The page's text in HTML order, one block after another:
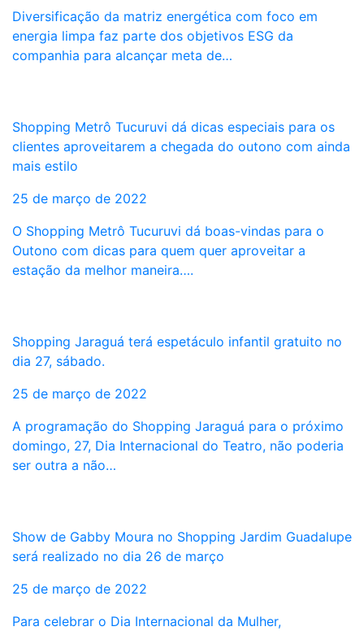
Diversificação da matriz energética com foco em
energia limpa faz parte dos objetivos ESG da
companhia para alcançar meta de…
Shopping Metrô Tucuruvi dá dicas especiais para os
clientes aproveitarem a chegada do outono com ainda
mais estilo
25 de março de 2022
O Shopping Metrô Tucuruvi dá boas-vindas para o
Outono com dicas para quem quer aproveitar a
estação da melhor maneira….
Shopping Jaraguá terá espetáculo infantil gratuito no
dia 27, sábado.
25 de março de 2022
A programação do Shopping Jaraguá para o próximo
domingo, 27, Dia Internacional do Teatro, não poderia
ser outra a não…
Show de Gabby Moura no Shopping Jardim Guadalupe
será realizado no dia 26 de março
25 de março de 2022
Para celebrar o Dia Internacional da Mulher,